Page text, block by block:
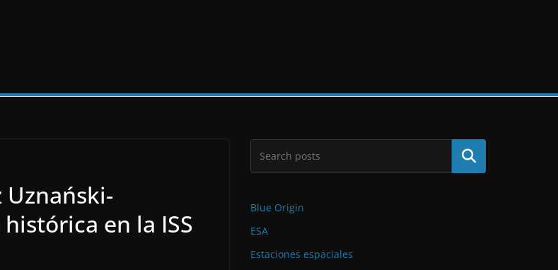
Uznański-
en la ISS
Buscar
Blue Origin
ESA
Estaciones espaciales